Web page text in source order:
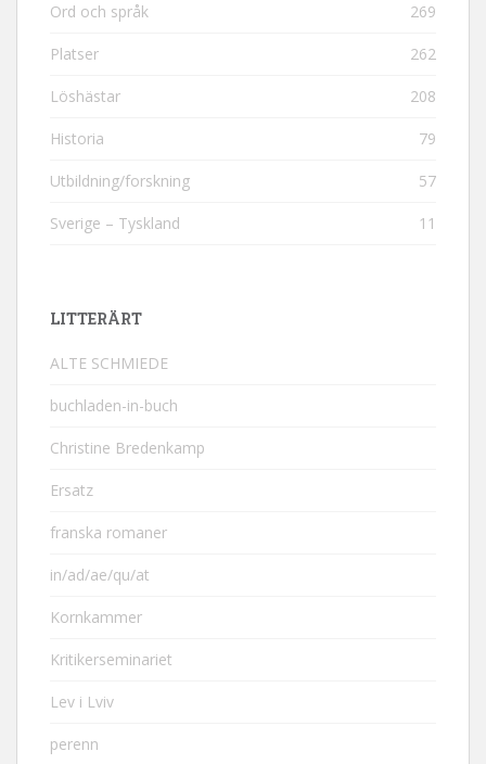
Ord och språk 269
Platser 262
Löshästar 208
Historia 79
Utbildning/forskning 57
Sverige – Tyskland 11
LITTERÄRT
ALTE SCHMIEDE
buchladen-in-buch
Christine Bredenkamp
Ersatz
franska romaner
in/ad/ae/qu/at
Kornkammer
Kritikerseminariet
Lev i Lviv
perenn